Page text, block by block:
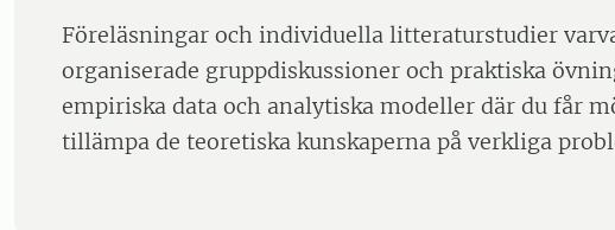
Föreläsningar och individuella litteraturstudier
organiserade gruppdiskussioner och praktiska
empiriska data och analytiska modeller där du får
tillämpa de teoretiska kunskaperna på verkliga